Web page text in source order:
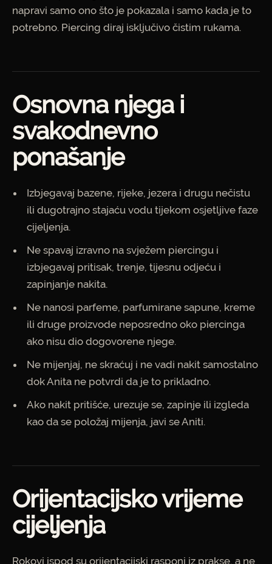
napravi samo ono što je pokazala i samo kada je to
potrebno. Piercing diraj isključivo čistim rukama.
Osnovna njega i
svakodnevno
ponašanje
Izbjegavaj bazene, rijeke, jezera i drugu nečistu
ili dugotrajno stajaću vodu tijekom osjetljive faze
cijeljenja.
Ne spavaj izravno na svježem piercingu i
izbjegavaj pritisak, trenje, tijesnu odjeću i
zapinjanje nakita.
Ne nanosi parfeme, parfumirane sapune, kreme
ili druge proizvode neposredno oko piercinga
ako nisu dio dogovorene njege.
Ne mijenjaj, ne skraćuj i ne vadi nakit samostalno
dok Anita ne potvrdi da je to prikladno.
Ako nakit pritišće, urezuje se, zapinje ili izgleda
kao da se položaj mijenja, javi se Aniti.
Orijentacijsko vrijeme
cijeljenja
Rokovi ispod su orijentacijski rasponi iz prakse, a ne